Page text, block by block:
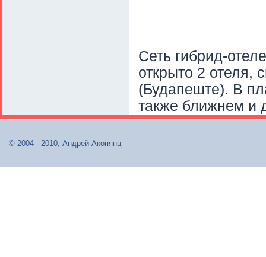
Сеть гибрид-
открыто 2 отеля,
(Будапеште). В
также ближнем и
© 2004 - 2010, Андрей Акопянц